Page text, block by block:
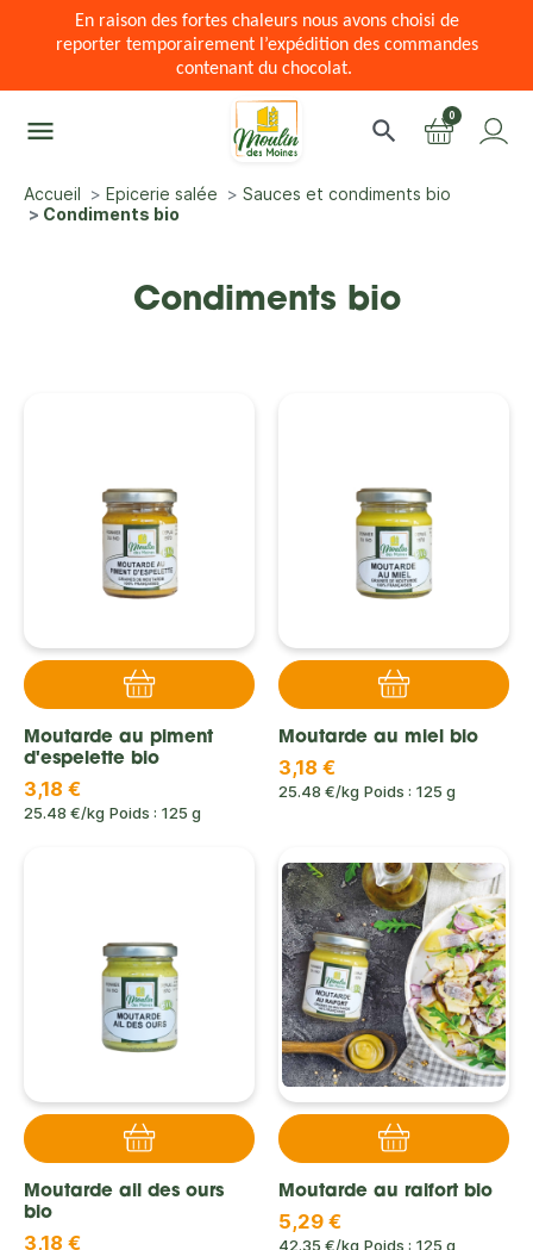
En raison des fortes chaleurs nous avons choisi de
reporter temporairement l’expédition des commandes
contenant du chocolat.
menu search 0
Accueil Epicerie salée
Sauces et condiments bio
Condiments bio
Condiments bio
Moutarde au piment
d'espelette bio
3,18 €
25.48 €/kg Poids : 125 g
Moutarde au miel bio
3,18 €
25.48 €/kg Poids : 125 g
Moutarde ail des ours
bio
3,18 €
Moutarde au raifort bio
5,29 €
42.35 €/kg Poids : 125 g